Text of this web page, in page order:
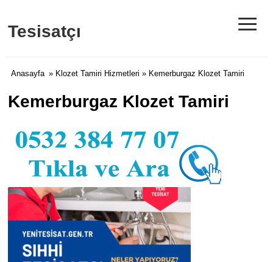
Tesisatçı ≡
Anasayfa » Klozet Tamiri Hizmetleri » Kemerburgaz Klozet Tamiri
Kemerburgaz Klozet Tamiri